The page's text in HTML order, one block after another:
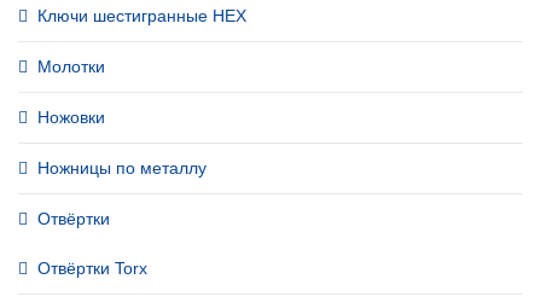
Ключи шестигранные HEX
Молотки
Ножовки
Ножницы по металлу
Отвёртки
Отвёртки Torx